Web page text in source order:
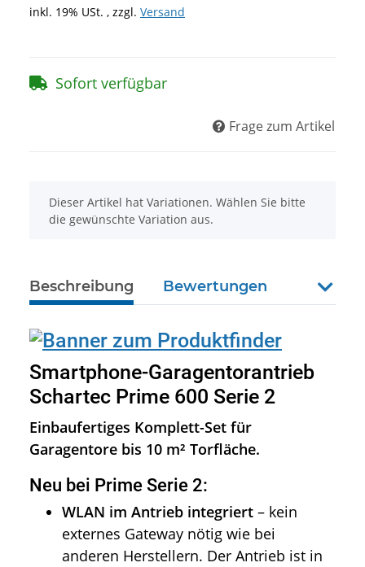
inkl. 19% USt. , zzgl. Versand
Sofort verfügbar
Frage zum Artikel
x
Dieser Artikel hat Variationen. Wählen Sie bitte
die gewünschte Variation aus.
Beschreibung Bewertungen
Smartphone-Garagentorantrieb
Schartec Prime 600 Serie 2
Einbaufertiges Komplett-Set für
Garagentore bis 10 m² Torfläche.
Neu bei Prime Serie 2:
WLAN im Antrieb integriert – kein
externes Gateway nötig wie bei
anderen Herstellern. Der Antrieb ist in